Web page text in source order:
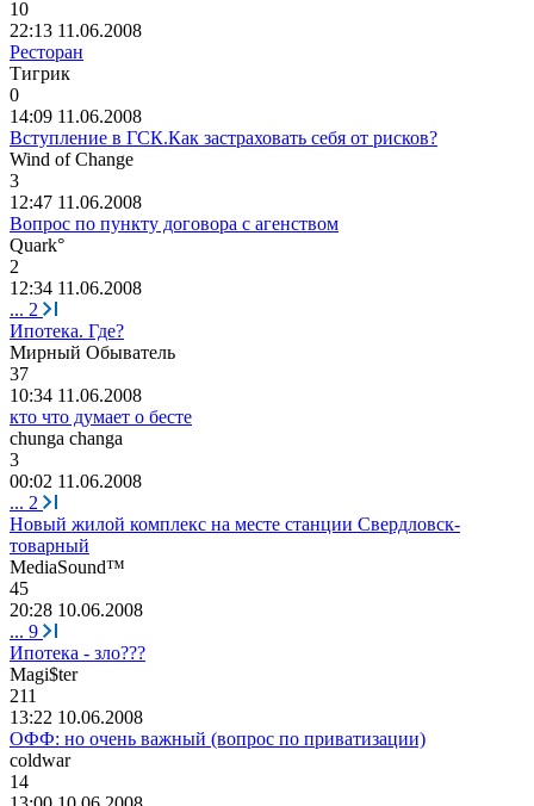
10
22:13 11.06.2008
Ресторан
Тигрик
0
14:09 11.06.2008
Вступление в ГСК.Как застраховать себя от рисков?
Wind of Change
3
12:47 11.06.2008
Вопрос по пункту договора с агенством
Quark°
2
12:34 11.06.2008
... 2
Ипотека. Где?
Мирный Обыватель
37
10:34 11.06.2008
кто что думает о бесте
chunga changa
3
00:02 11.06.2008
... 2
Новый жилой комплекс на месте станции Свердловск-
товарный
MediaSound™
45
20:28 10.06.2008
... 9
Ипотека - зло???
Magi$ter
211
13:22 10.06.2008
ОФФ: но очень важный (вопрос по приватизации)
coldwar
14